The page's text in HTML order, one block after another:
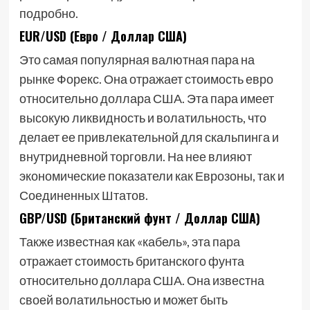
подробно.
EUR/USD (Евро / Доллар США)
Это самая популярная валютная пара на
рынке Форекс. Она отражает стоимость евро
относительно доллара США. Эта пара имеет
высокую ликвидность и волатильность, что
делает ее привлекательной для скальпинга и
внутридневной торговли. На нее влияют
экономические показатели как Еврозоны, так и
Соединенных Штатов.
GBP/USD (Британский фунт / Доллар США)
Также известная как «кабель», эта пара
отражает стоимость британского фунта
относительно доллара США. Она известна
своей волатильностью и может быть